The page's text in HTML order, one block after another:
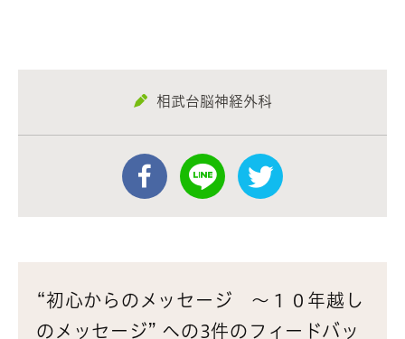
相武台脳神経外科
“初心からのメッセージ 〜１０年越し
のメッセージ” への3件のフィードバッ